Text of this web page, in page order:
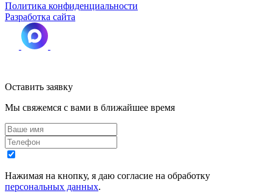
Политика конфиденциальности
Разработка сайта
Оставить заявку
Мы свяжемся с вами в ближайшее время
Нажимая на кнопку, я даю согласие на обработку
персональных данных.